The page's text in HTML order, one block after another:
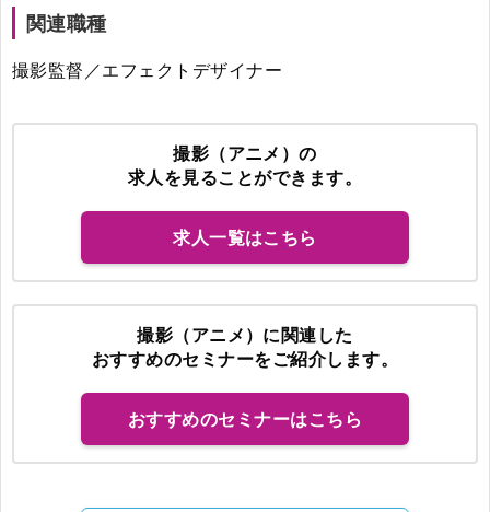
関連職種
撮影監督／エフェクトデザイナー
撮影（アニメ）の
求人を見ることができます。
求人一覧はこちら
撮影（アニメ）に関連した
おすすめのセミナーをご紹介します。
おすすめのセミナーはこちら